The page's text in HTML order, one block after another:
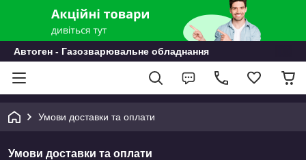
Автоген - Газозварювальне обладнання
Умови доставки та оплати
Умови доставки та оплати